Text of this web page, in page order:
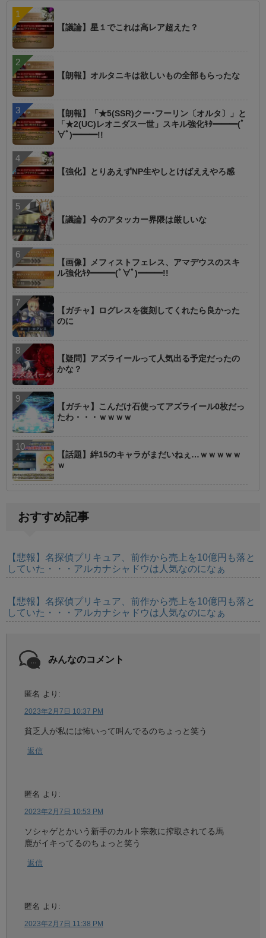
【議論】星１でこれは高レア超えた？
【朗報】オルタニキは欲しいもの全部もらったな
【朗報】「★5(SSR)クー･フーリン〔オルタ〕」と
「★2(UC)レオニダス一世」スキル強化ｷﾀ━━━(ﾟ
∀ﾟ)━━━!!
【強化】とりあえずNP生やしとけばええやろ感
【議論】今のアタッカー界隈は厳しいな
【画像】メフィストフェレス、アマデウスのスキ
ル強化ｷﾀ━━━(ﾟ∀ﾟ)━━━!!
【ガチャ】ログレスを復刻してくれたら良かった
のに
【疑問】アズライールって人気出る予定だったの
かな？
【ガチャ】こんだけ石使ってアズライール0枚だっ
たわ・・・ｗｗｗｗ
【話題】絆15のキャラがまだいねぇ…ｗｗｗｗｗ
ｗ
おすすめ記事
【悲報】名探偵プリキュア、前作から売上を10億円も落と
していた・・・アルカナシャドウは人気なのになぁ
【悲報】名探偵プリキュア、前作から売上を10億円も落と
していた・・・アルカナシャドウは人気なのになぁ
みんなのコメント
匿名 より:
2023年2月7日 10:37 PM
貧乏人が私には怖いって叫んでるのちょっと笑う
返信
匿名 より:
2023年2月7日 10:53 PM
ソシャゲとかいう新手のカルト宗教に搾取されてる馬
鹿がイキってるのちょっと笑う
返信
匿名 より:
2023年2月7日 11:38 PM